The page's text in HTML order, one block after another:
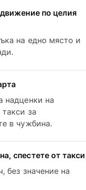
по целия
на едно място и
надценки на
за
в чужбина.
спестете от такси
без значение на